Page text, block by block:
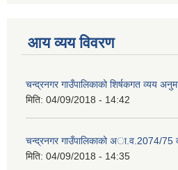
आय व्यय विवरण
चन्द्रनगर गाउँपालिकाको शिर्षकगत व्यय
मिति: 04/09/2018 - 14:42
चन्द्रनगर गाउँपालिकाको अा‍‍‍.व.2074/
मिति: 04/09/2018 - 14:35